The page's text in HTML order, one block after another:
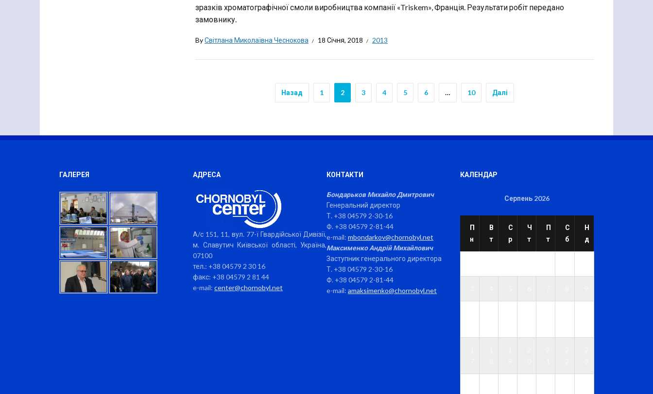
зразків хроматографічної смоли виробництва компанії «Triskem», Франція. Результати робіт передано
замовнику.
ByСвітлана Миколаївна Чеснокова 18 Січня, 2018 2013
Назад 1 2 3 4 5 6 … 10 Далі
ГАЛЕРЕЯ АДРЕСА
А/с 151, 11, вул. 77-ї Гвардійської Дивізії,
м. Славутич Київської області, Україна,
07100
тел.: +38 04579 2 30 16
факс: +38 04579 2 81 44
e-mail: center@chornobyl.net
КОНТАКТИ
Бондарьков Михайло Дмитрович
Генеральний директор
Т. +38 04579 2-30-16
Ф. +38 04579 2-81-44
e-mail: mbondarkov@chornobyl.net
Максименко Андрій Михайлович
Заступник генерального директора
Т. +38 04579 2-30-16
Ф. +38 04579 2-81-44
e-mail: amaksimenko@chornobyl.net
КАЛЕНДАР
Серпень 2026
П
н
В
т
С
р
Ч
т
П
т
С
б
Н
д